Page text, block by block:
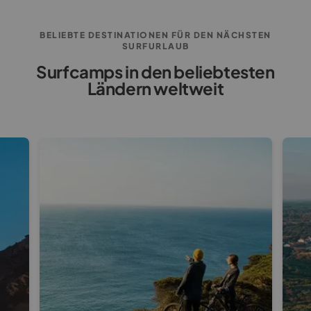
BELIEBTE DESTINATIONEN FÜR DEN NÄCHSTEN
SURFURLAUB
Surfcamps in den beliebtesten
Ländern weltweit